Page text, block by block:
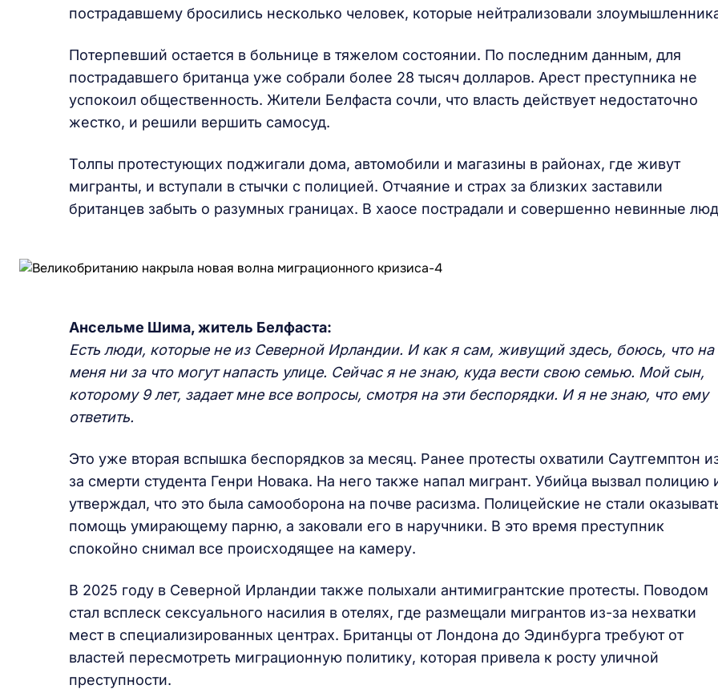
пострадавшему бросились несколько человек, которые нейтрализовали
Потерпевший остается в больнице в тяжелом состоянии. По последним данным, для
пострадавшего британца уже собрали более 28 тысяч долларов. Арест преступника не
успокоил общественность. Жители Белфаста сочли, что власть действует недостаточно
жестко, и решили вершить самосуд.
Толпы протестующих поджигали дома, автомобили и магазины в районах, где живут
мигранты, и вступали в стычки с полицией. Отчаяние и страх за близких заставили
британцев забыть о разумных границах. В хаосе пострадали и совершенно невинные
Ансельме Шима, житель Белфаста:
Есть люди, которые не из Северной Ирландии. И как я сам, живущий здесь, боюсь, что на
меня ни за что могут напасть улице. Сейчас я не знаю, куда вести свою семью. Мой сын,
которому 9 лет, задает мне все вопросы, смотря на эти беспорядки. И я не знаю, что ему
ответить.
Это уже вторая вспышка беспорядков за месяц. Ранее протесты охватили Саутгемптон
за смерти студента Генри Новака. На него также напал мигрант. Убийца вызвал полицию
утверждал, что это была самооборона на почве расизма. Полицейские не стали
помощь умирающему парню, а заковали его в наручники. В это время преступник
спокойно снимал все происходящее на камеру.
В 2025 году в Северной Ирландии также полыхали антимигрантские протесты. Поводом
стал всплеск сексуального насилия в отелях, где размещали мигрантов из-за нехватки
мест в специализированных центрах. Британцы от Лондона до Эдинбурга требуют от
властей пересмотреть миграционную политику, которая привела к росту уличной
преступности.